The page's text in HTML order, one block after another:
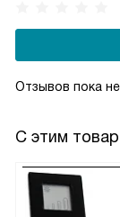
сохраняя
Отзывов пока
С этим